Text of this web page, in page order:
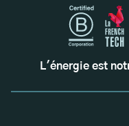
L'énergie est